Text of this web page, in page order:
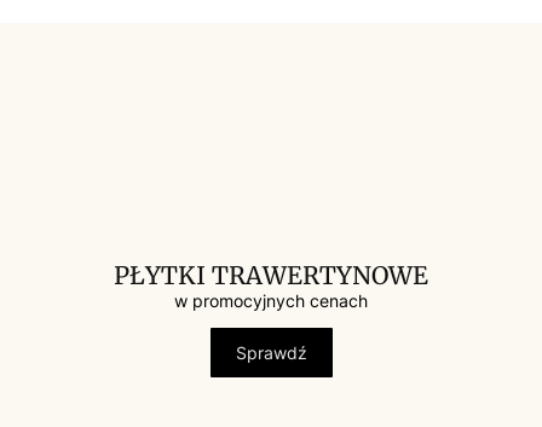
PŁYTKI TRAWERTYNOWE
w promocyjnych cenach
Sprawdź